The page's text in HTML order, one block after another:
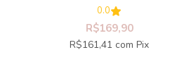
laço
0.0
R$169,90
R$161,41 com Pix